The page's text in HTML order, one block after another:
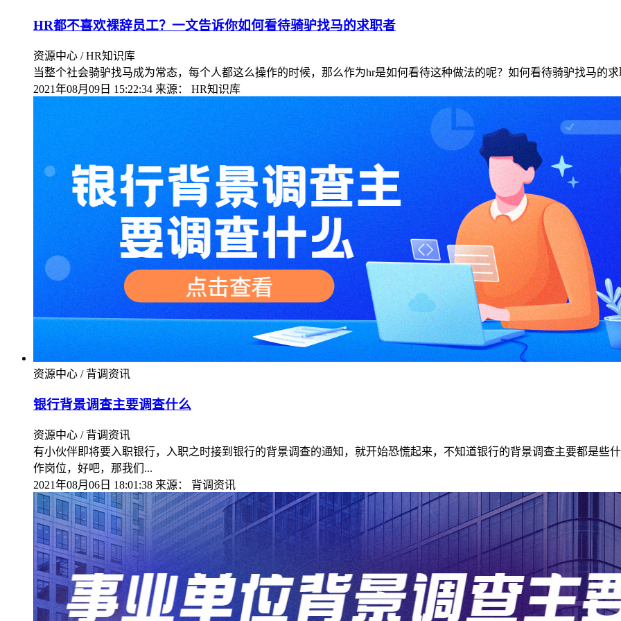
HR都不喜欢裸辞员工？一文告诉你如何看待骑驴找马的求职者
资源中心 / HR知识库
当整个社会骑驴找马成为常态，每个人都这么操作的时候，那么作为hr是如何看待这种做法的呢？如何看待骑驴找马的
2021年08月09日 15:22:34 来源： HR知识库
资源中心 / 背调资讯
银行背景调查主要调查什么
资源中心 / 背调资讯
有小伙伴即将要入职银行，入职之时接到银行的背景调查的通知，就开始恐慌起来，不知道银行的背景调查主要都是些
作岗位，好吧，那我们...
2021年08月06日 18:01:38 来源： 背调资讯